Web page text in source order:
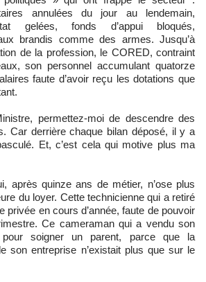
annulées du jour au lendemain,
gelées, fonds d’appui bloqués,
brandis comme des armes. Jusqu’à
de la profession, le CORED, contraint
son personnel accumulant quatorze
faute d’avoir reçu les dotations que
permettez-moi de descendre des
Car derrière chaque bilan déposé, il y a
Et, c’est cela qui motive plus ma
après quinze ans de métier, n’ose plus
du loyer. Cette technicienne qui a retiré
privée en cours d’année, faute de pouvoir
Ce cameraman qui a vendu son
pour soigner un parent, parce que la
son entreprise n’existait plus que sur le